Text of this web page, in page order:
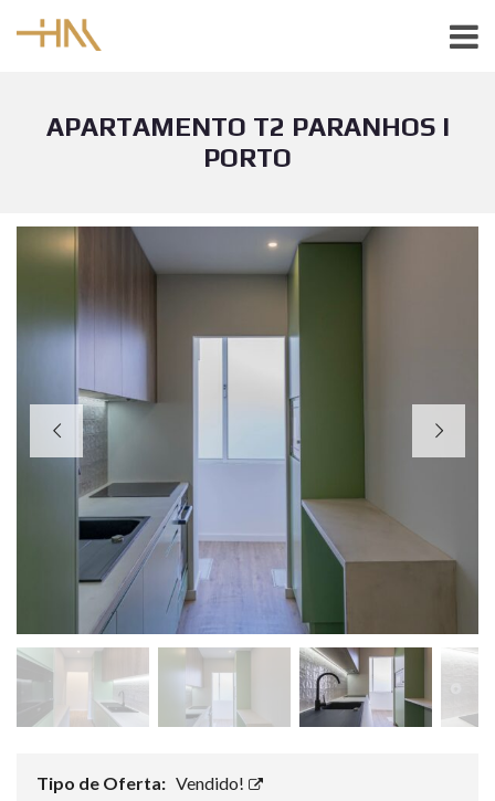
APARTAMENTO T2 PARANHOS I
PORTO
Tipo de Oferta: Vendido!